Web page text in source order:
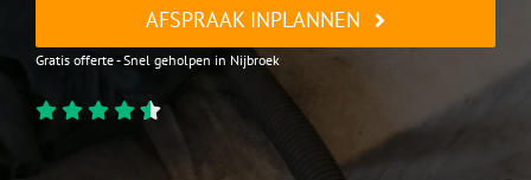
AFSPRAAK INPLANNEN
Gratis offerte - Snel geholpen in Nijbroek